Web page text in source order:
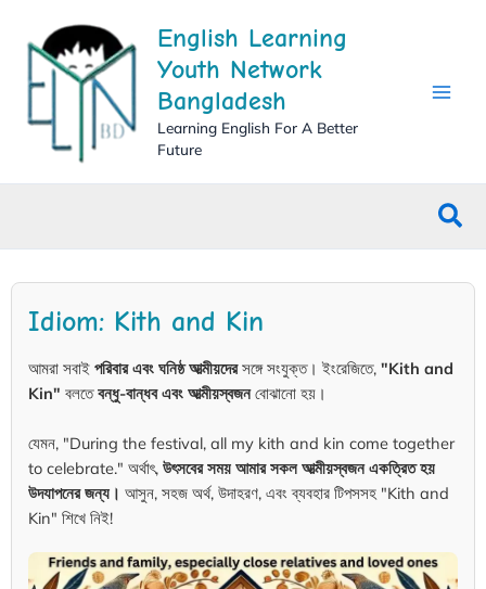
content
English Learning
Youth Network
Bangladesh
Learning English For A Better
Future
Idiom: Kith and Kin
আমরা সবাই পরিবার এবং ঘনিষ্ঠ আত্মীয়দেরসঙ্গে সংযুক্ত। ইংরেজিতে, "Kith and
Kin" বলতেবন্ধু-বান্ধব এবং আত্মীয়স্বজনবোঝানো হয়।
যেমন, "During the festival, all my kith and kin come together
to celebrate." অর্থাৎ, উৎসবের সময় আমার সকল আত্মীয়স্বজন একত্রিত হয়
উদযাপনের জন্য। আসুন, সহজ অর্থ, উদাহরণ, এবং ব্যবহার টিপসসহ "Kith and
Kin" শিখে নিই!